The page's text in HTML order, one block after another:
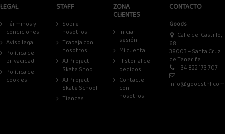
LEGAL
Términos y
condiciones
Aviso legal
Política de
privacidad
Política de
cookies
STAFF
Sobre
nosotros
Trabaja con
nosotros
AJ Project
Skate Shop
AJ Project
Skate School
Tiendas
ZONA
CLIENTES
Iniciar
sesión
Mi cuenta
Historial de
pedidos
Contacte
con
nosotros
CONTACTO
Goods
Calle del Castillo,
68
38003 – Santa Cruz
de Tenerife
+34 822 173 707
info@goodstnf.com